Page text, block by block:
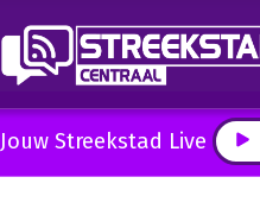
Jouw Streekstad Live